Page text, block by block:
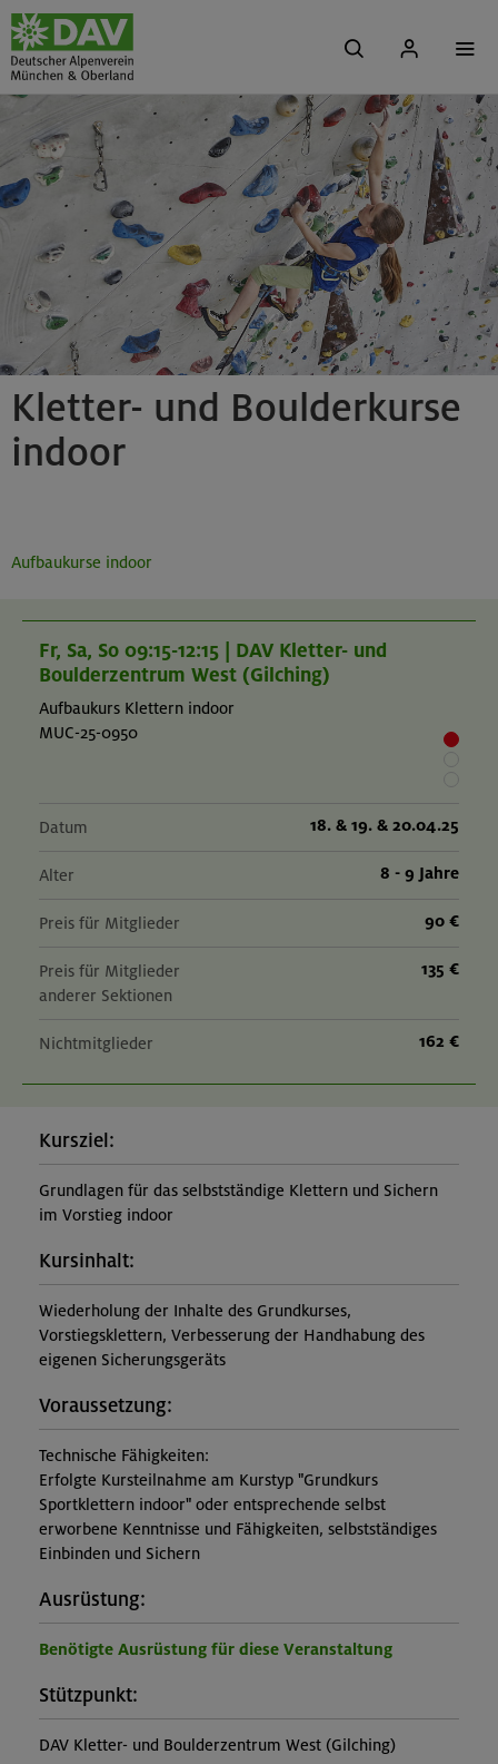
Kletter- und Boulderkurse
indoor
Aufbaukurse indoor
Fr, Sa, So 09:15-12:15 | DAV Kletter- und
Boulderzentrum West (Gilching)
Aufbaukurs Klettern indoor
MUC-25-0950
Datum 18. & 19. & 20.04.25
Alter 8 - 9 Jahre
Preis für Mitglieder 90 €
Preis für Mitglieder
anderer Sektionen
135 €
Nichtmitglieder 162 €
Kursziel:
Grundlagen für das selbstständige Klettern und Sichern
im Vorstieg indoor
Kursinhalt:
Wiederholung der Inhalte des Grundkurses,
Vorstiegsklettern, Verbesserung der Handhabung des
eigenen Sicherungsgeräts
Voraussetzung:
Technische Fähigkeiten:
Erfolgte Kursteilnahme am Kurstyp "Grundkurs
Sportklettern indoor" oder entsprechende selbst
erworbene Kenntnisse und Fähigkeiten, selbstständiges
Einbinden und Sichern
Ausrüstung:
Benötigte Ausrüstung für diese Veranstaltung
Stützpunkt:
DAV Kletter- und Boulderzentrum West (Gilching)